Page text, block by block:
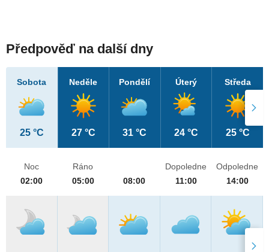
Předpověď na další dny
Sobota
25 °C
Neděle
27 °C
Pondělí
31 °C
Úterý
24 °C
Středa
25 °C
Noc
02:00
Ráno
05:00
08:00
Dopoledne
11:00
Odpoledne
14:00